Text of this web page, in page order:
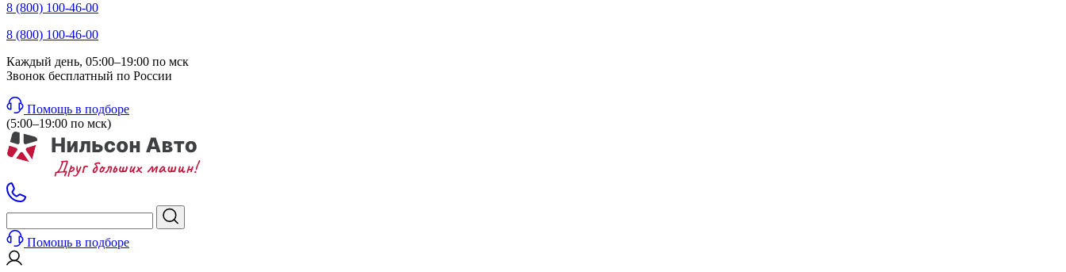
8 (800) 100-46-00
8 (800) 100-46-00
Каждый день, 05:00–19:00 по мск
Звонок бесплатный по России
Помощь в подборе
(5:00–19:00 по мск)
Помощь в подборе